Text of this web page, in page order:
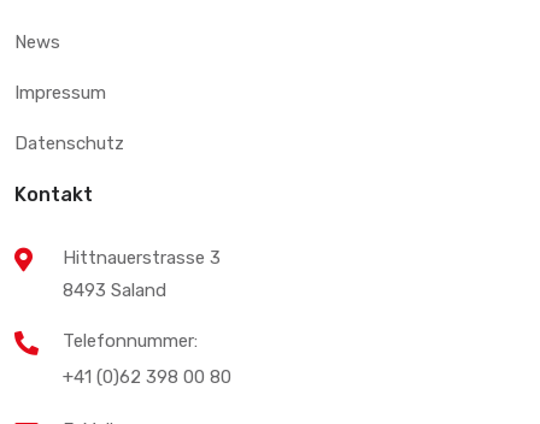
News
Impressum
Datenschutz
Kontakt
Hittnauerstrasse 3
8493 Saland
Telefonnummer:
+41 (0)62 398 00 80